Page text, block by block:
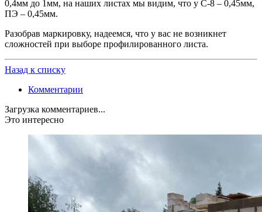
0,4мм до 1мм, на наших листах мы видим, что у С-8 – 0,45мм,
ПЭ – 0,45мм.
Разобрав маркировку, надеемся, что у вас не возникнет
сложностей при выборе профилированного листа.
Назад к списку
Комментарии
Загрузка комментариев...
Это интересно